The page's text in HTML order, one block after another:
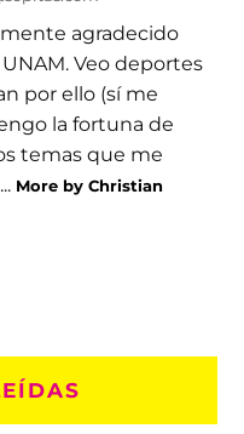
agradecido
Veo deportes
por ello (sí me
la fortuna de
temas que me
More by Christian